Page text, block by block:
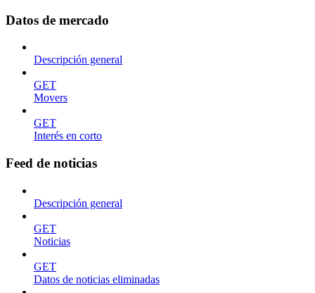
Datos de mercado
Descripción general
GET
Movers
GET
Interés en corto
Feed de noticias
Descripción general
GET
Noticias
GET
Datos de noticias eliminadas